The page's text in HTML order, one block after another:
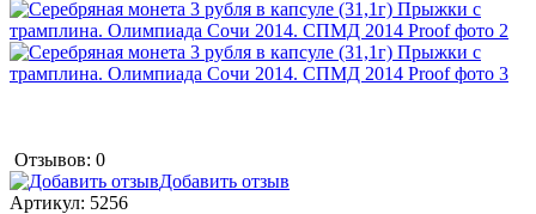
Отзывов: 0
Добавить отзыв
Артикул: 5256